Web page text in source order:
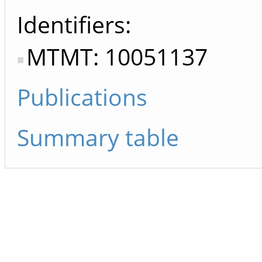
Identifiers
MTMT: 10051137
Publications
Summary table